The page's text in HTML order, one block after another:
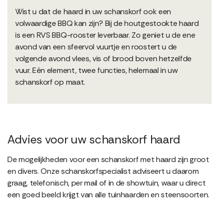
Wist u dat de haard in uw schanskorf ook een
volwaardige BBQ kan zijn? Bij de houtgestookte haard
is een RVS BBQ-rooster leverbaar. Zo geniet u de ene
avond van een sfeervol vuurtje en roostert u de
volgende avond vlees, vis of brood boven hetzelfde
vuur. Eén element, twee functies, helemaal in uw
schanskorf op maat.
Advies voor uw schanskorf haard
De mogelijkheden voor een schanskorf met haard zijn groot
en divers. Onze schanskorfspecialist adviseert u daarom
graag, telefonisch, per mail of in de showtuin, waar u direct
een goed beeld krijgt van alle tuinhaarden en steensoorten.